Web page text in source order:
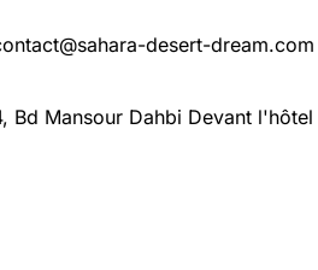
desert-dream.com
Bd Mansour Dahbi Devant